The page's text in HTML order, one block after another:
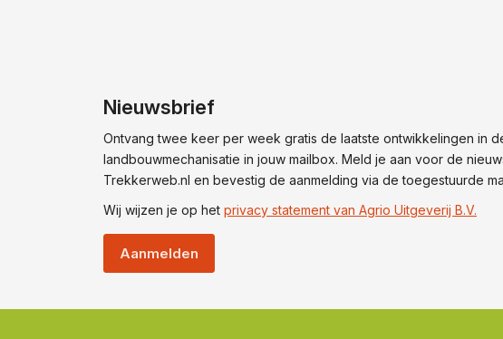
Nieuwsbrief
Ontvang twee keer per week gratis de laatste ontwikkelingen in
landbouwmechanisatie in jouw mailbox. Meld je aan voor de
Trekkerweb.nl en bevestig de aanmelding via de toegestuurde
Wij wijzen je op het privacy statement van Agrio Uitgeverij B.V.
Aanmelden